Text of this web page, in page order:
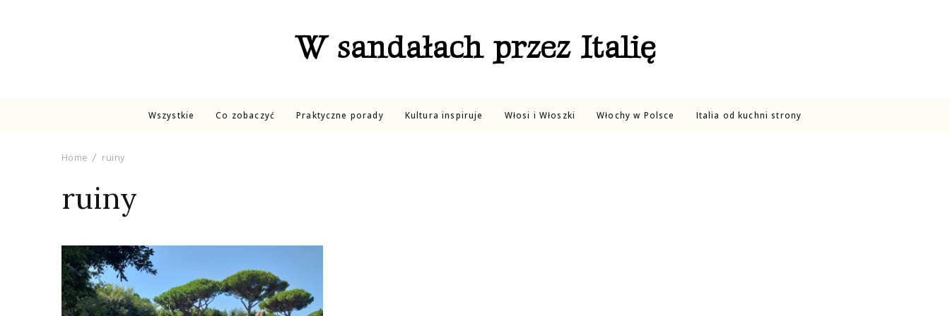
W sandałach przez Italię
Wszystkie Co zobaczyć Praktyczne porady Kultura inspiruje Włosi i Włoszki Włochy w Polsce Italia od kuchni strony
Home ruiny
ruiny